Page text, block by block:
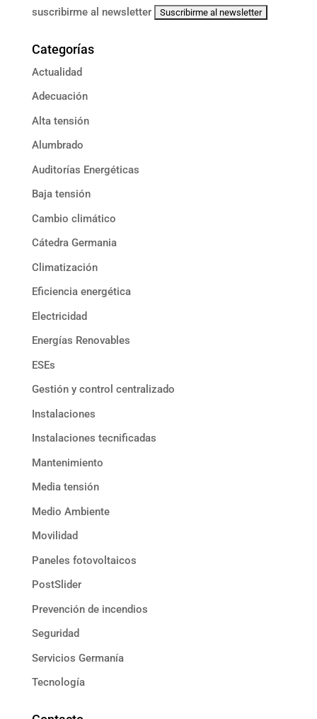
suscribirme al newsletter
Categorías
Actualidad
Adecuación
Alta tensión
Alumbrado
Auditorías Energéticas
Baja tensión
Cambio climático
Cátedra Germania
Climatización
Eficiencia energética
Electricidad
Energías Renovables
ESEs
Gestión y control centralizado
Instalaciones
Instalaciones tecnificadas
Mantenimiento
Media tensión
Medio Ambiente
Movilidad
Paneles fotovoltaicos
PostSlider
Prevención de incendios
Seguridad
Servicios Germanía
Tecnología